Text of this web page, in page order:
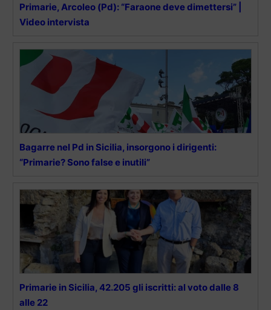
Primarie, Arcoleo (Pd): “Faraone deve dimettersi” |
Video intervista
Bagarre nel Pd in Sicilia, insorgono i dirigenti:
“Primarie? Sono false e inutili”
Primarie in Sicilia, 42.205 gli iscritti: al voto dalle 8
alle 22